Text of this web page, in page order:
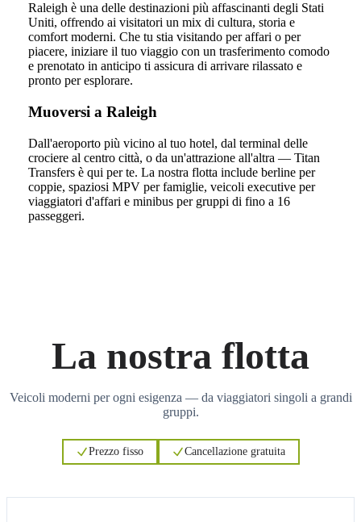
Raleigh è una delle destinazioni più affascinanti degli Stati
Uniti, offrendo ai visitatori un mix di cultura, storia e
comfort moderni. Che tu stia visitando per affari o per
piacere, iniziare il tuo viaggio con un trasferimento comodo
e prenotato in anticipo ti assicura di arrivare rilassato e
pronto per esplorare.
Muoversi a Raleigh
Dall'aeroporto più vicino al tuo hotel, dal terminal delle
crociere al centro città, o da un'attrazione all'altra — Titan
Transfers è qui per te. La nostra flotta include berline per
coppie, spaziosi MPV per famiglie, veicoli executive per
viaggiatori d'affari e minibus per gruppi di fino a 16
passeggeri.
La nostra flotta
Veicoli moderni per ogni esigenza — da viaggiatori singoli a grandi
gruppi.
Prezzo fisso Cancellazione gratuita